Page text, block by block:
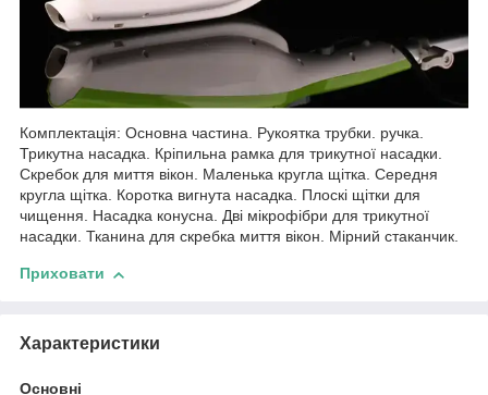
Комплектація: Основна частина. Рукоятка трубки. ручка.
Трикутна насадка. Кріпильна рамка для трикутної насадки.
Скребок для миття вікон. Маленька кругла щітка. Середня
кругла щітка. Коротка вигнута насадка. Плоскі щітки для
чищення. Насадка конусна. Дві мікрофібри для трикутної
насадки. Тканина для скребка миття вікон. Мірний стаканчик.
Приховати
Характеристики
Основні